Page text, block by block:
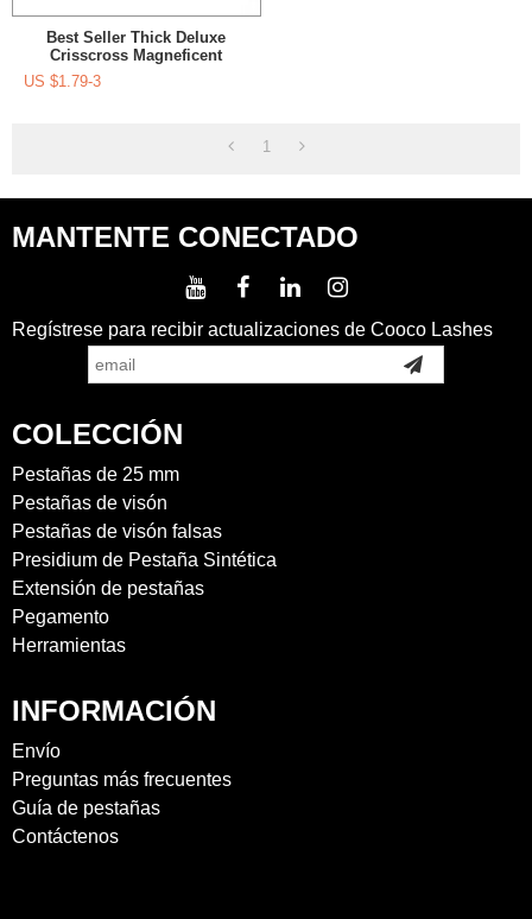
Best Seller Thick Deluxe
Crisscross Magneficent
Dramático Pestañas Postizas
Para Ojos
US $1.79-3
1
MANTENTE CONECTADO
Regístrese para recibir actualizaciones de Cooco Lashes
COLECCIÓN
Pestañas de 25 mm
Pestañas de visón
Pestañas de visón falsas
Presidium de Pestaña Sintética
Extensión de pestañas
Pegamento
Herramientas
INFORMACIÓN
Envío
Preguntas más frecuentes
Guía de pestañas
Contáctenos